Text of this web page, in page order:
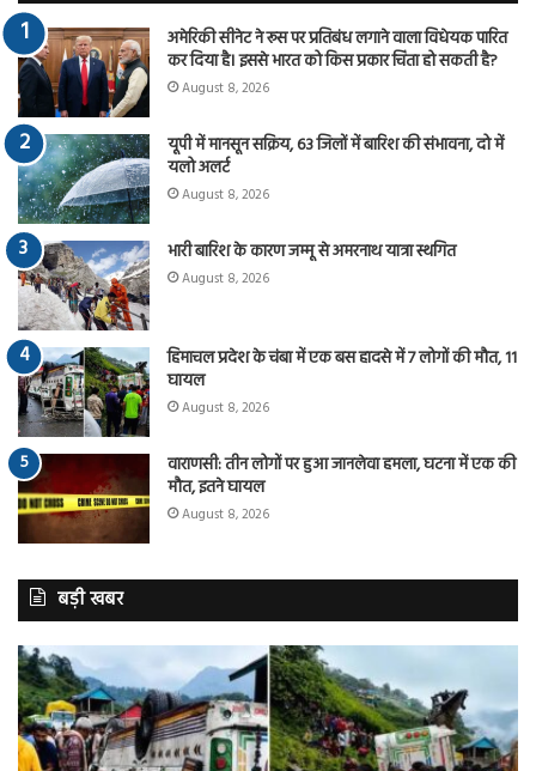
अमेरिकी सीनेट ने रूस पर प्रतिबंध लगाने वाला विधेयक पारित
कर दिया है। इससे भारत को किस प्रकार चिंता हो सकती है?
August 8, 2026
यूपी में मानसून सक्रिय, 63 जिलों में बारिश की संभावना, दो में
यलो अलर्ट
August 8, 2026
भारी बारिश के कारण जम्मू से अमरनाथ यात्रा स्थगित
August 8, 2026
हिमाचल प्रदेश के चंबा में एक बस हादसे में 7 लोगों की मौत, 11
घायल
August 8, 2026
वाराणसी: तीन लोगों पर हुआ जानलेवा हमला, घटना में एक की
मौत, इतने घायल
August 8, 2026
बड़ी खबर